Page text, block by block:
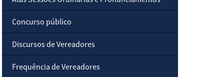
Concurso público
Discursos de Vereadores
Frequência de Vereadores